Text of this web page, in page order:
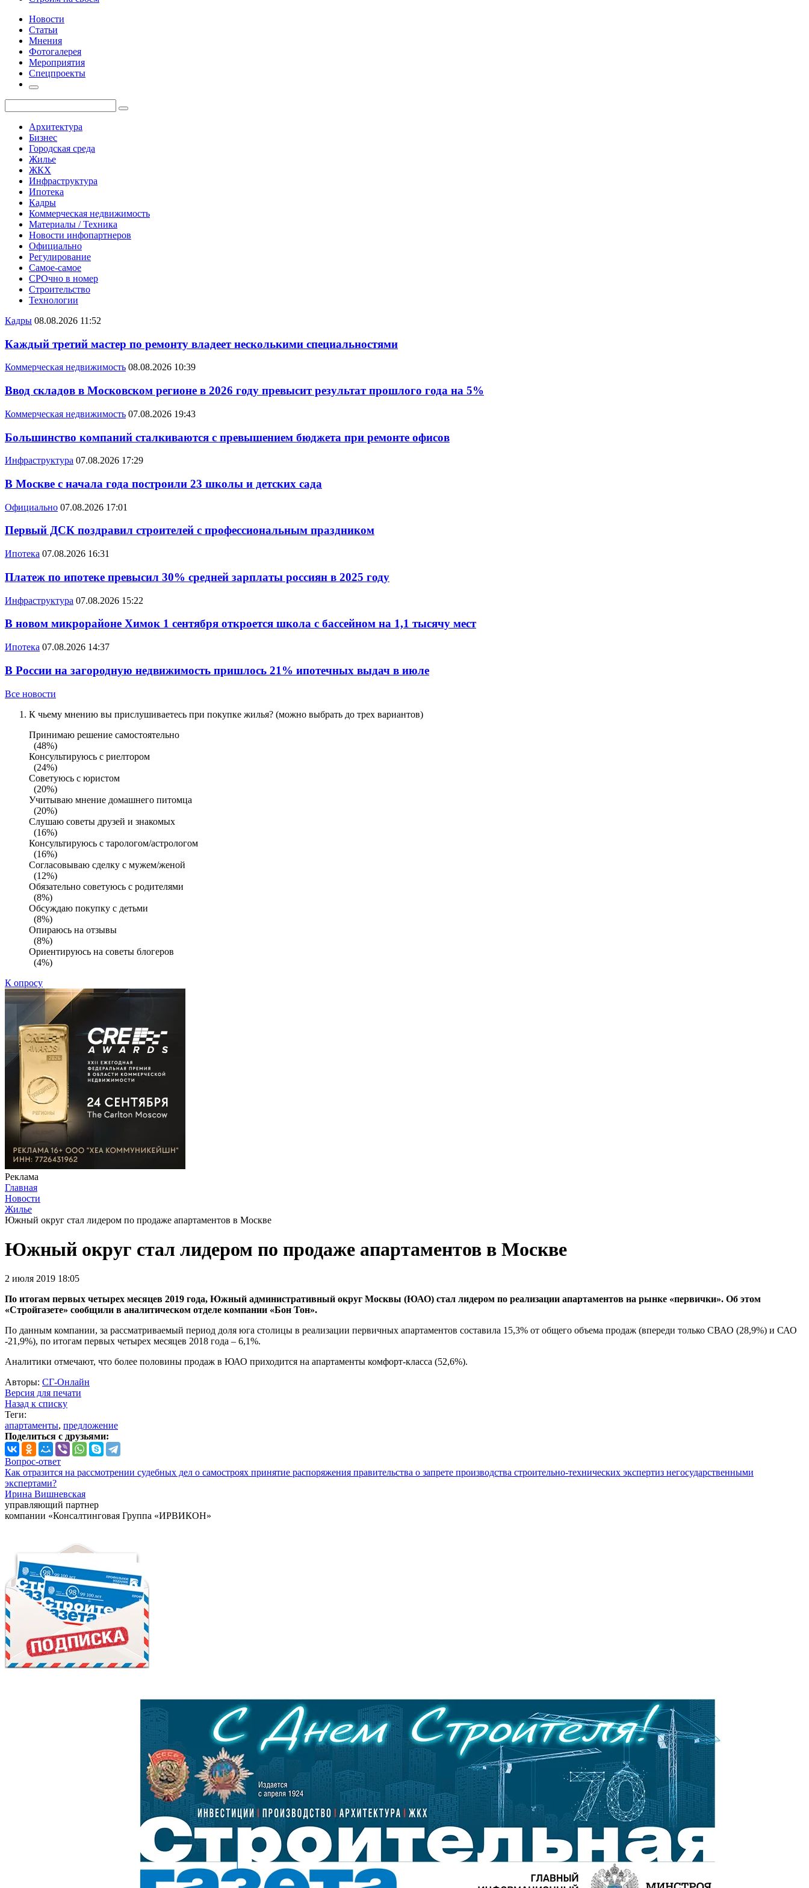
Новости
Статьи
Мнения
Фотогалерея
Мероприятия
Спецпроекты
Архитектура
Бизнес
Городская среда
Жилье
ЖКХ
Инфраструктура
Ипотека
Кадры
Коммерческая недвижимость
Материалы / Техника
Новости инфопартнеров
Официально
Регулирование
Самое-самое
СРОчно в номер
Строительство
Технологии
Кадры 08.08.2026 11:52
Каждый третий мастер по ремонту владеет несколькими специальностями
Коммерческая недвижимость 08.08.2026 10:39
Ввод складов в Московском регионе в 2026 году превысит результат прошлого года на 5%
Коммерческая недвижимость 07.08.2026 19:43
Большинство компаний сталкиваются с превышением бюджета при ремонте офисов
Инфраструктура 07.08.2026 17:29
В Москве с начала года построили 23 школы и детских сада
Официально 07.08.2026 17:01
Первый ДСК поздравил строителей с профессиональным праздником
Ипотека 07.08.2026 16:31
Платеж по ипотеке превысил 30% средней зарплаты россиян в 2025 году
Инфраструктура 07.08.2026 15:22
В новом микрорайоне Химок 1 сентября откроется школа с бассейном на 1,1 тысячу мест
Ипотека 07.08.2026 14:37
В России на загородную недвижимость пришлось 21% ипотечных выдач в июле
Все новости
К чьему мнению вы прислушиваетесь при покупке жилья? (можно выбрать до трех вариантов)
Принимаю решение самостоятельно
(48%)
Консультируюсь с риелтором
(24%)
Советуюсь с юристом
(20%)
Учитываю мнение домашнего питомца
(20%)
Слушаю советы друзей и знакомых
(16%)
Консультируюсь с тарологом/астрологом
(16%)
Согласовываю сделку с мужем/женой
(12%)
Обязательно советуюсь с родителями
(8%)
Обсуждаю покупку с детьми
(8%)
Опираюсь на отзывы
(8%)
Ориентируюсь на советы блогеров
(4%)
К опросу
Реклама
Главная
Новости
Жилье
Южный округ стал лидером по продаже апартаментов в Москве
Южный округ стал лидером по продаже апартаментов в Москве
2 июля 2019 18:05
По итогам первых четырех месяцев 2019 года, Южный административный округ Москвы (ЮАО) стал лидером по реализации апартаментов на рынке «первички». Об этом
«Стройгазете» сообщили в аналитическом отделе компании «Бон Тон».
По данным компании, за рассматриваемый период доля юга столицы в реализации первичных апартаментов составила 15,3% от общего объема продаж (впереди только СВАО (28,9%) и САО
-21,9%), по итогам первых четырех месяцев 2018 года – 6,1%.
Аналитики отмечают, что более половины продаж в ЮАО приходится на апартаменты комфорт-класса (52,6%).
Авторы: СГ-Онлайн
Версия для печати
Назад к списку
Теги:
апартаменты, предложение
Поделиться с друзьями:
Вопрос-ответ
Как отразится на рассмотрении судебных дел о самостроях принятие распоряжения правительства о запрете производства строительно-технических экспертиз негосударственными
экспертами?
Ирина Вишневская
управляющий партнер
компании «Консалтинговая Группа «ИРВИКОН»